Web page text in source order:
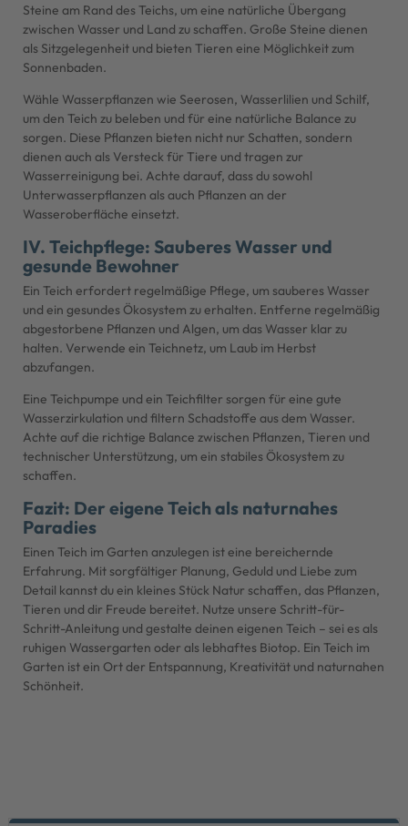
Steine am Rand des Teichs, um eine natürliche Übergang
zwischen Wasser und Land zu schaffen. Große Steine dienen
als Sitzgelegenheit und bieten Tieren eine Möglichkeit zum
Sonnenbaden.
Wähle Wasserpflanzen wie Seerosen, Wasserlilien und Schilf,
um den Teich zu beleben und für eine natürliche Balance zu
sorgen. Diese Pflanzen bieten nicht nur Schatten, sondern
dienen auch als Versteck für Tiere und tragen zur
Wasserreinigung bei. Achte darauf, dass du sowohl
Unterwasserpflanzen als auch Pflanzen an der
Wasseroberfläche einsetzt.
IV. Teichpflege: Sauberes Wasser und
gesunde Bewohner
Ein Teich erfordert regelmäßige Pflege, um sauberes Wasser
und ein gesundes Ökosystem zu erhalten. Entferne regelmäßig
abgestorbene Pflanzen und Algen, um das Wasser klar zu
halten. Verwende ein Teichnetz, um Laub im Herbst
abzufangen.
Eine Teichpumpe und ein Teichfilter sorgen für eine gute
Wasserzirkulation und filtern Schadstoffe aus dem Wasser.
Achte auf die richtige Balance zwischen Pflanzen, Tieren und
technischer Unterstützung, um ein stabiles Ökosystem zu
schaffen.
Fazit: Der eigene Teich als naturnahes
Paradies
Einen Teich im Garten anzulegen ist eine bereichernde
Erfahrung. Mit sorgfältiger Planung, Geduld und Liebe zum
Detail kannst du ein kleines Stück Natur schaffen, das Pflanzen,
Tieren und dir Freude bereitet. Nutze unsere Schritt-für-
Schritt-Anleitung und gestalte deinen eigenen Teich – sei es als
ruhigen Wassergarten oder als lebhaftes Biotop. Ein Teich im
Garten ist ein Ort der Entspannung, Kreativität und naturnahen
Schönheit.